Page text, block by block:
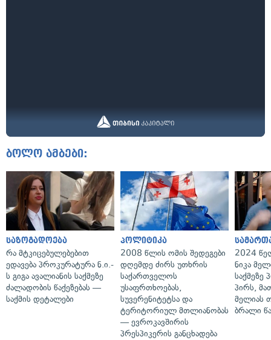
ბოლო ამბები:
საზოგადოება
რა მტკიცებულებებით
ედავება პროკურატურა ნ.ი.-
ს გიგა ავალიანის საქმეზე
ძალადობის წაქეზებას —
საქმის დეტალები
პოლიტიკა
2008 წლის ომის შედეგები
დღემდე ძირს უთხრის
საქართველოს
უსაფრთხოებას,
სუვერენიტეტსა და
ტერიტორიულ მთლიანობას
— ევროკავშირის
პრესპიკერის განცხადება
2024
ნიკა
საქმეზე
პირს,
მელიას
ბრალი